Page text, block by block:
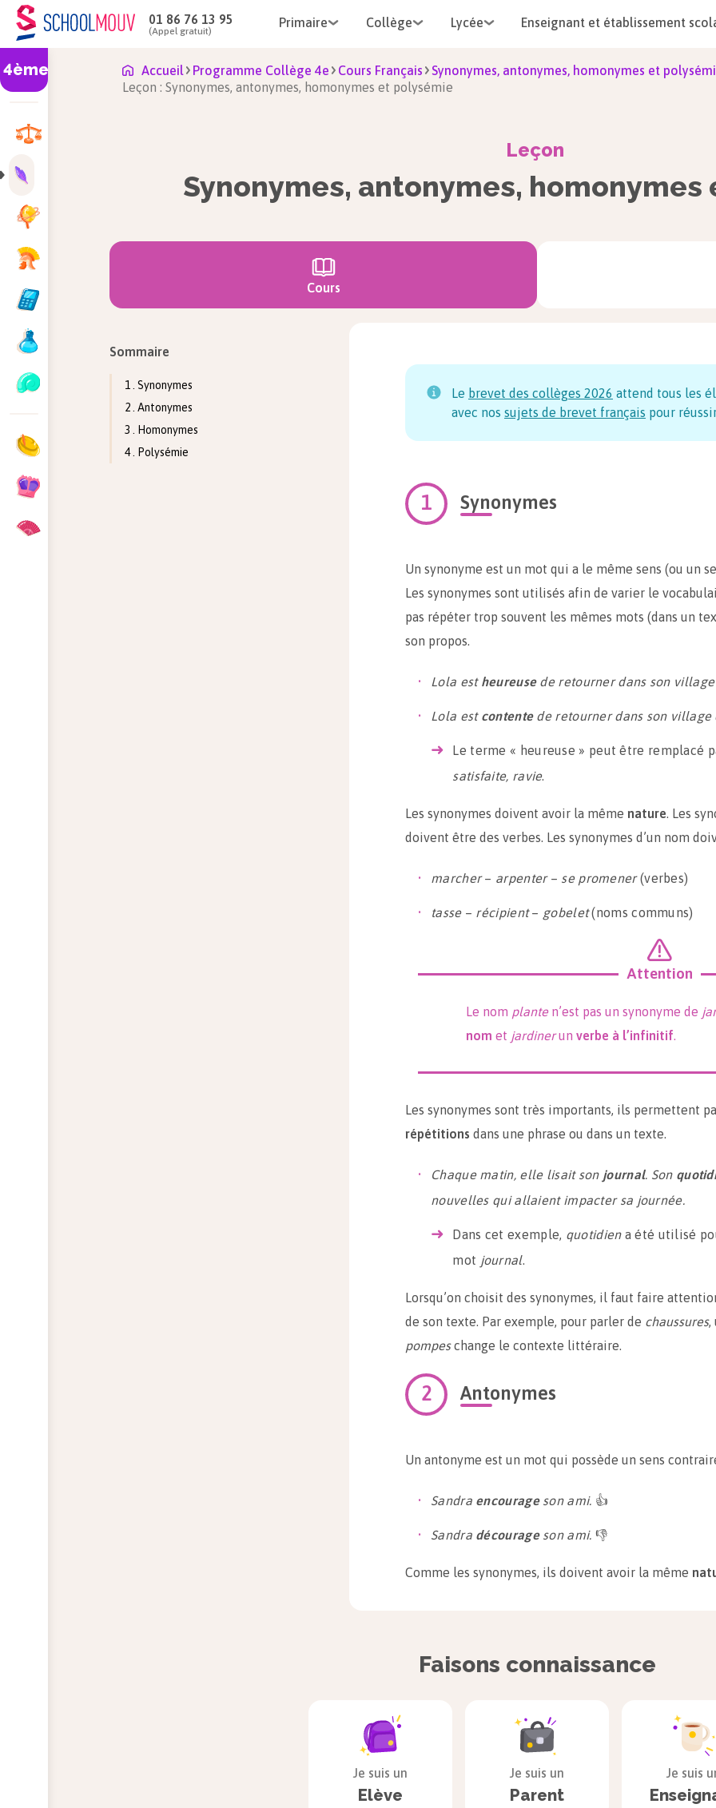
01 86 76 13 95
(Appel gratuit)
Primaire Collège Lycée Enseignant et établissement
4ème Accueil Programme Collège 4e Cours Français
Synonymes, antonymes, homonymes et
Leçon : Synonymes, antonymes, homonymes et polysémie
Leçon
Synonymes, antonymes,
Cours
Sommaire
1 . Synonymes
2 . Antonymes
3 . Homonymes
4 . Polysémie
Le brevet des collèges 2026 attend tous les
avec nos sujets de brevet français pour
Synonymes
Un synonyme est un mot qui a le même sens (ou un
Les synonymes sont utilisés afin de varier le
pas répéter trop souvent les mêmes mots (dans un
son propos.
Lola est heureusede retourner dans son village
Lola est contentede retourner dans son village
Le terme « heureuse » peut être remplacé
satisfaite, ravie.
Les synonymes doivent avoir la même nature. Les
doivent être des verbes. Les synonymes d’un nom
marcher– arpenter– se promener(verbes)
tasse– récipient– gobelet(noms communs)
Attention
Le nom planten’est pas un synonyme de
nom et jardinerun verbe à l’infinitif.
Les synonymes sont très importants, ils permettent
répétitions dans une phrase ou dans un texte.
Chaque matin, elle lisait son journal. Son
nouvelles qui allaient impacter sa journée.
Dans cet exemple, quotidiena été utilisé
mot journal.
Lorsqu’on choisit des synonymes, il faut faire
de son texte. Par exemple, pour parler de chaussures,
pompeschange le contexte littéraire.
Antonymes
Un antonyme est un mot qui possède un sens
Sandra encourageson ami. 👍
Sandra décourageson ami. 👎
Comme les synonymes, ils doivent avoir la même
Mathéo marcherapidementen direction du
en direction du
Homonymes
Faisons connaissance
Je suis un
Elève
Je suis un
Parent
Je suis